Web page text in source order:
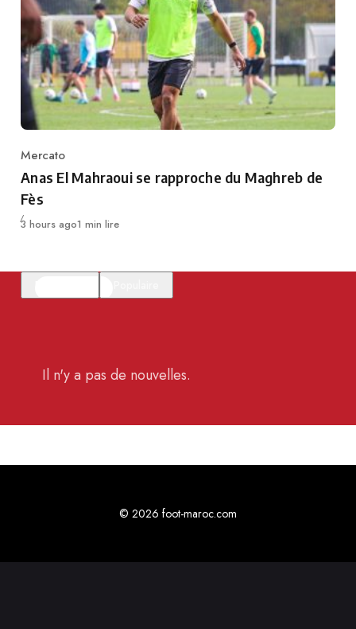
Category
Mercato
Anas El Mahraoui se rapproche du Maghreb de
Fès
Publié
3 hours ago1 min lire
Il n'y a pas de nouvelles.
© 2026 foot-maroc.com